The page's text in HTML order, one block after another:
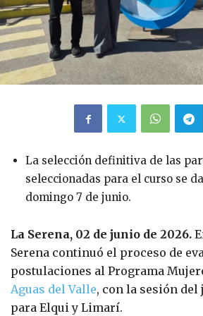
La selección definitiva de las
seleccionadas para el curso se
domingo 7 de junio.
La Serena, 02 de junio de 2026.
Serena continuó el proceso de
postulaciones al Programa
Aguas del Valle, con la sesión
para Elqui y Limarí.